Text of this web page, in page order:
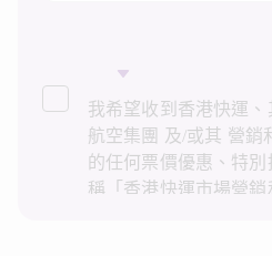
我希望收到香港快運
航空集團 及/或其 營銷
的任何票價優惠、特
稱「香港快運市場營